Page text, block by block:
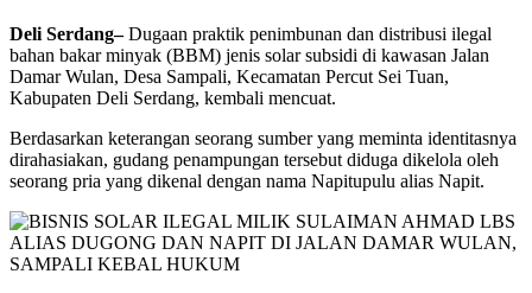
Deli Serdang–Dugaan praktik penimbunan dan distribusi ilegal
bahan bakar minyak (BBM) jenis solar subsidi di kawasan Jalan
Damar Wulan, Desa Sampali, Kecamatan Percut Sei Tuan,
Kabupaten Deli Serdang, kembali mencuat.
Berdasarkan keterangan seorang sumber yang meminta identitasnya
dirahasiakan, gudang penampungan tersebut diduga dikelola oleh
seorang pria yang dikenal dengan nama Napitupulu alias Napit.